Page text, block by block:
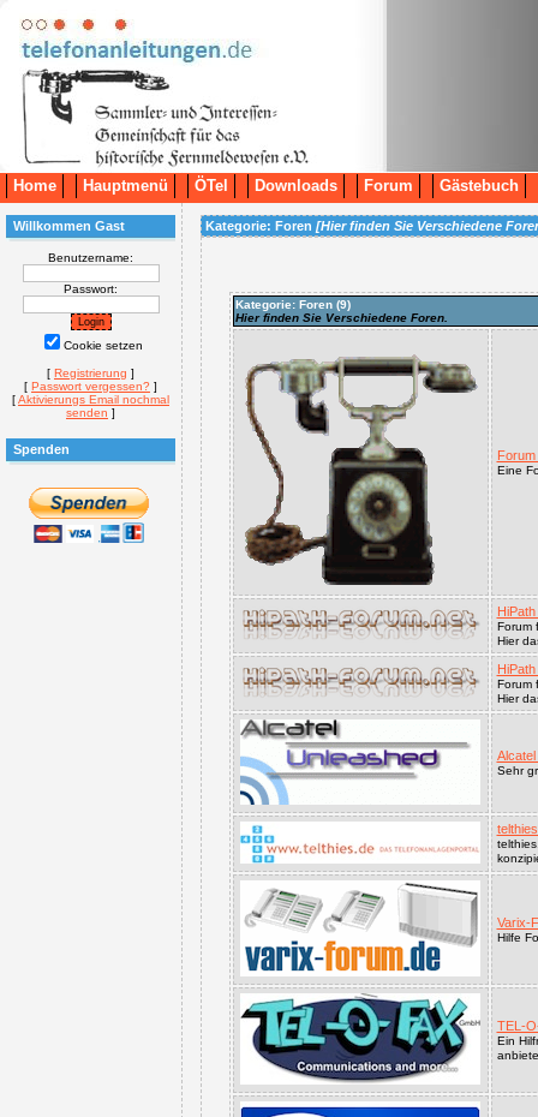
Home Hauptmenü ÖTel Downloads Forum Gästebuch
Willkommen Gast
Benutzername:
Passwort:
Cookie setzen
[ Registrierung ]
[ Passwort vergessen? ]
[Aktivierungs Email nochmal
senden ]
Spenden
Kategorie: Foren [Hier finden Sie Verschiedene
Kategorie: Foren (9)
Hier finden Sie Verschiedene Foren.
Eine
Forum
Hier
Forum
Hier
Sehr
Varix-
Hilfe
TEL-
Ein